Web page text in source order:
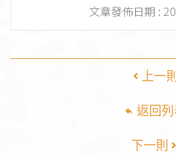
文章發佈日期 :
上一則
返回列
下一則